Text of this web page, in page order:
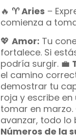
🔥 ♈ Aries –
comienza a
💖 Amor: Tu
fortalece. Si
podría surgir. 💼
el camino
demostrar tu
roja y escribe
tomar en marzo.
avanzar, todo lo
Números de la